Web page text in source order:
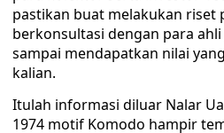
pastikan buat melakukan riset
berkonsultasi dengan para
sampai mendapatkan nilai
kalian.
Itulah informasi diluar Nalar
1974 motif Komodo hampir